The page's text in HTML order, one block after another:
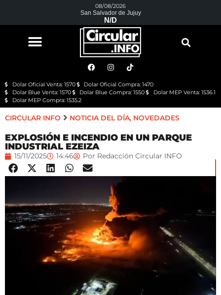
08/08/2026
San Salvador de Jujuy
N/D
Dolar Oficial Venta: 1570
Dolar Oficial Compra: 1470
Dolar Blue Venta: 1570
Dolar Blue Compra: 1550
Dolar MEP Venta: 1536.1
Dolar MEP Compra: 1535.2
CIRCULAR INFO NOTICIA DEL DÍA, NOVEDADES
EXPLOSIÓN E INCENDIO EN UN PARQUE
INDUSTRIAL EZEIZA
15/11/2025 14:46 Por Redacción Circular INFO